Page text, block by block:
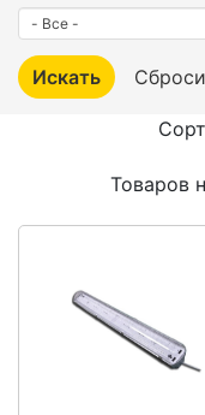
Товаров